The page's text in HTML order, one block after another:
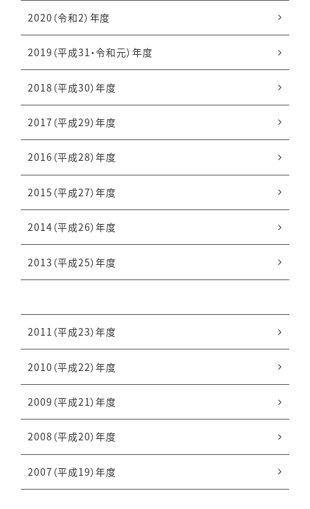
2020（令和2）年度
2019（平成31・令和元）年度
2018（平成30）年度
2017（平成29）年度
2016（平成28）年度
2015（平成27）年度
2014（平成26）年度
2013（平成25）年度
2011（平成23）年度
2010（平成22）年度
2009（平成21）年度
2008（平成20）年度
2007（平成19）年度